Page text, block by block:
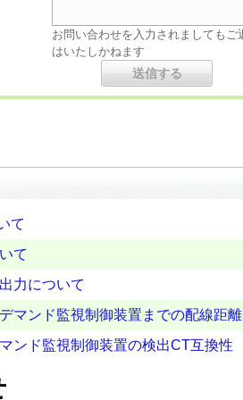
お問い合わせを入力されましてもご
はいたしかねます
て
て
力について
マンド監視制御装置までの配線距離
ンド監視制御装置の検出CT互換性